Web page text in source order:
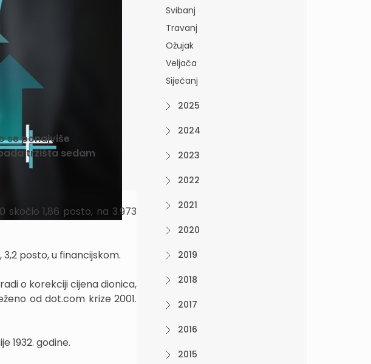
se ponajviše
tržišta sedam
skočio 1,86 posto, na 3.973
3,2 posto, u financijskom.
o korekciji cijena dionica,
od dot.com krize 2001.
1932. godine.
Svibanj
Travanj
Ožujak
Veljača
Siječanj
2025
2024
2023
2022
2021
2020
2019
2018
2017
2016
2015